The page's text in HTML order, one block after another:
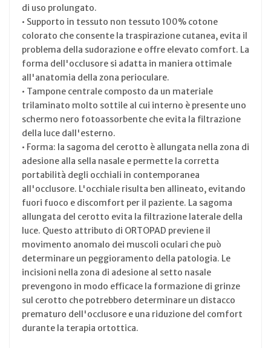
di uso prolungato.
• Supporto in tessuto non tessuto 100% cotone
colorato che consente la traspirazione cutanea, evita il
problema della sudorazione e offre elevato comfort. La
forma dell'occlusore si adatta in maniera ottimale
all'anatomia della zona perioculare.
• Tampone centrale composto da un materiale
trilaminato molto sottile al cui interno è presente uno
schermo nero fotoassorbente che evita la filtrazione
della luce dall'esterno.
• Forma: la sagoma del cerotto è allungata nella zona di
adesione alla sella nasale e permette la corretta
portabilità degli occhiali in contemporanea
all'occlusore. L'occhiale risulta ben allineato, evitando
fuori fuoco e discomfort per il paziente. La sagoma
allungata del cerotto evita la filtrazione laterale della
luce. Questo attributo di ORTOPAD previene il
movimento anomalo dei muscoli oculari che può
determinare un peggioramento della patologia. Le
incisioni nella zona di adesione al setto nasale
prevengono in modo efficace la formazione di grinze
sul cerotto che potrebbero determinare un distacco
prematuro dell'occlusore e una riduzione del comfort
durante la terapia ortottica.